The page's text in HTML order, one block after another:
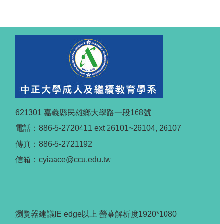
621301 嘉義縣民雄鄉大學路一段168號
電話：886-5-2720411 ext 26101~26104, 26107
傳真：886-5-2721192
信箱：cyiaace@ccu.edu.tw
瀏覽器建議IE edge以上 螢幕解析度1920*1080